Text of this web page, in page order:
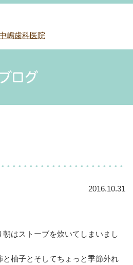
ログ
2016.10.31
はストーブを炊いてしまいまし
柚子とそしてちょっと季節外れ